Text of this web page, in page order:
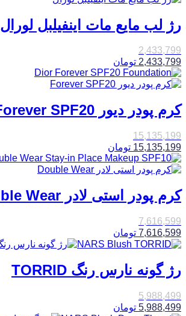
رژ لب مایع مات اینفیلبل لورال
2,433,799
2,433,799 تومان
کرم پودر دیور Forever SPF20
15,135,199
15,135,199 تومان
کرم پودر استی لادر Double Wear
7,616,599
7,616,599 تومان
رژ گونه نارس رنگ TORRID
5,988,499
5,988,499 تومان